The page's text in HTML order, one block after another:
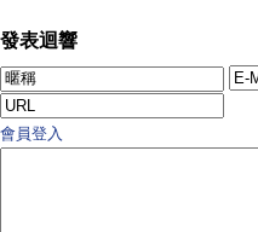
發表迴響
會員登入